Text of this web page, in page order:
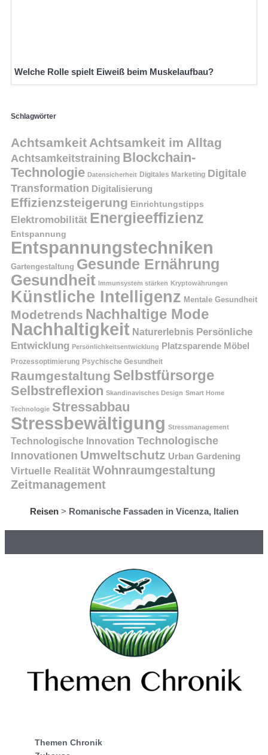
Welche Rolle spielt Eiweiß beim Muskelaufbau?
Schlagwörter
AchtsamkeitAchtsamkeit im Alltag
Achtsamkeitstraining Blockchain-
Technologie Datensicherheit Digitales Marketing Digitale
Transformation Digitalisierung
Effizienzsteigerung Einrichtungstipps
Elektromobilität Energieeffizienz
Entspannung
Entspannungstechniken
Gartengestaltung Gesunde Ernährung
Gesundheit Immunsystem stärken Kryptowährungen
Künstliche Intelligenz Mentale Gesundheit
Modetrends Nachhaltige Mode
Nachhaltigkeit Naturerlebnis Persönliche
Entwicklung Persönlichkeitsentwicklung Platzsparende Möbel
Prozessoptimierung Psychische Gesundheit
Raumgestaltung Selbstfürsorge
Selbstreflexion Skandinavisches Design Smart Home
Technologie Stressabbau
Stressbewältigung Stressmanagement
Technologische Innovation Technologische
Innovationen Umweltschutz Urban Gardening
Virtuelle Realität Wohnraumgestaltung
Zeitmanagement
Reisen> Romanische Fassaden in Vicenza, Italien
Themen Chronik